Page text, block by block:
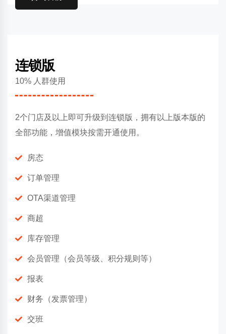
连锁版
10% 人群使用
2个门店及以上即可升级到连锁版，拥有以上版本版的
全部功能，增值模块按需开通使用。
房态
订单管理
OTA渠道管理
商超
库存管理
会员管理（会员等级、积分规则等）
报表
财务（发票管理）
交班